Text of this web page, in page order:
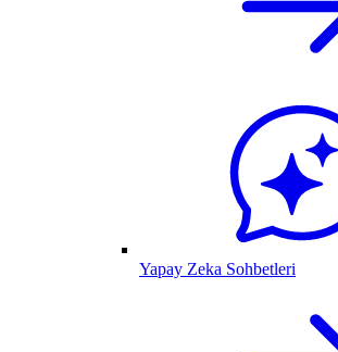
Yapay Zeka Sohbetleri